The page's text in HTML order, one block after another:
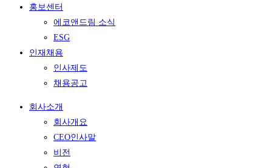
홍보센터
에코앤드림 소식
ESG
인재채용
인사제도
채용공고
회사소개
회사개요
CEO인사말
비전